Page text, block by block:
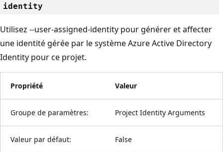
identity
Utilisez --user-assigned-identity pour générer et affecter
une identité gérée par le système Azure Active Directory
Identity pour ce projet.
Propriété Valeur
Groupe de paramètres: Project Identity Arguments
Valeur par défaut: False